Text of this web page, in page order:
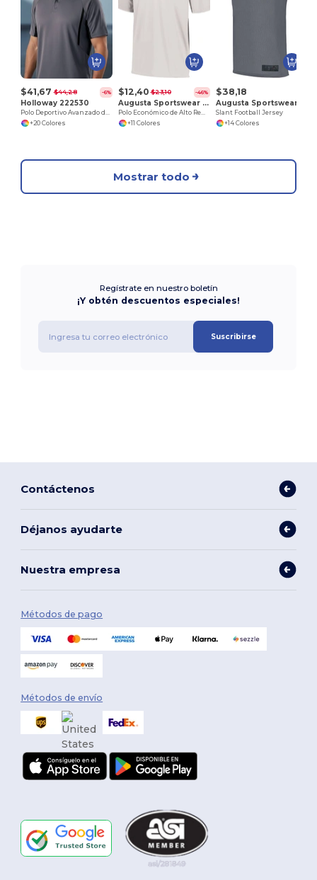
$41,67 $44,28 -6%
Holloway 222530
Polo Deportivo Avanzado de Alto Rendimiento
+20 Colores
$12,40 $23,10 -46%
Augusta Sportswear 5017
Polo Económico de Alto Rendimiento
+11 Colores
$38,18
Slant Football Jersey
+14 Colores
Mostrar todo
Regístrate en nuestro boletín
¡Y obtén descuentos especiales!
Suscribirse
Contáctenos
Déjanos ayudarte
Nuestra empresa
Métodos de pago
Métodos de envío